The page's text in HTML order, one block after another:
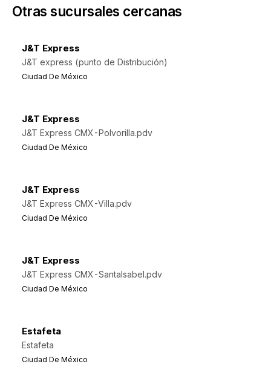
Otras sucursales cercanas
J&T Express
J&T express (punto de Distribución)
Ciudad De México
J&T Express
J&T Express CMX-Polvorilla.pdv
Ciudad De México
J&T Express
J&T Express CMX-Villa.pdv
Ciudad De México
J&T Express
J&T Express CMX-SantaIsabel.pdv
Ciudad De México
Estafeta
Estafeta
Ciudad De México